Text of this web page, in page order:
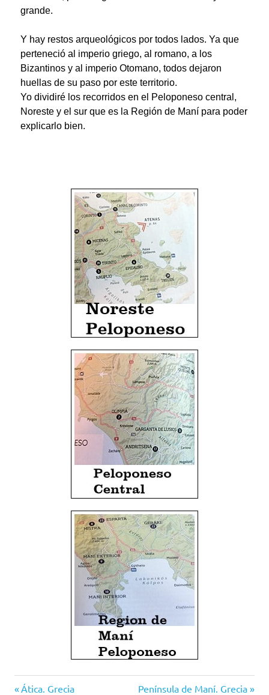
grande.
Y hay restos arqueológicos por todos lados. Ya que
perteneció al imperio griego, al romano, a los
Bizantinos y al imperio Otomano, todos dejaron
huellas de su paso por este territorio.
Yo dividiré los recorridos en el Peloponeso central,
Noreste y el sur que es la Región de Maní para poder
explicarlo bien.
Grecia
Ática. Grecia Península de Maní. Grecia